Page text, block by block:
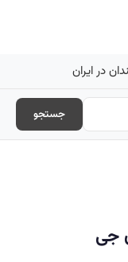
در ایران
جستجو
جی